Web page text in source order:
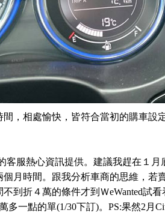
間，相處愉快，皆符合當初的購車設
客服熱心資訊提供。建議我趕在１
月時間。跟我分析車商的思維，若
到折４萬的條件才到ＷeWanted試
多一點的單(1/30下訂)。PS:果然2月